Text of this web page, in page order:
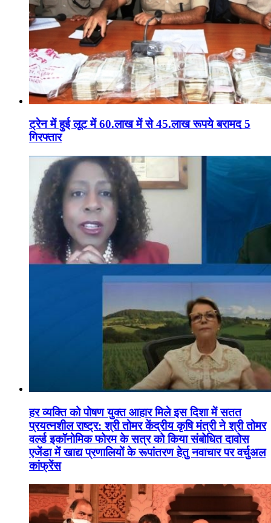
ट्रेन में हुई लूट में 60.लाख में से 45.लाख रूपये बरामद 5
गिरफ्तार
हर व्यक्ति को पोषण युक्त आहार मिले इस दिशा में सतत
प्रयत्नशील राष्ट्र: श्री तोमर केंद्रीय कृषि मंत्री ने श्री तोमर
वर्ल्ड इकॉनोमिक फोरम के सत्र को किया संबोधित दावोस
एजेंडा में खाद्य प्रणालियों के रूपांतरण हेतु नवाचार पर वर्चुअल
कांफ्रेंस